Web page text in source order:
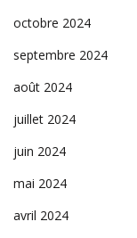
octobre 2024
septembre 2024
août 2024
juillet 2024
juin 2024
mai 2024
avril 2024